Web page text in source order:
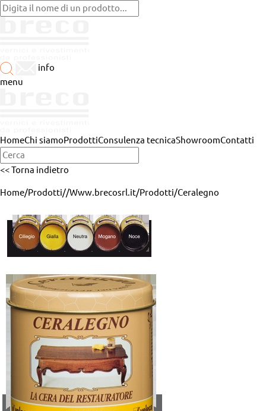
info
menu
HomeChi siamoProdottiConsulenza tecnicaShowroomContatti
<< Torna indietro
Home/Prodotti//Www.brecosrl.it/Prodotti/Ceralegno